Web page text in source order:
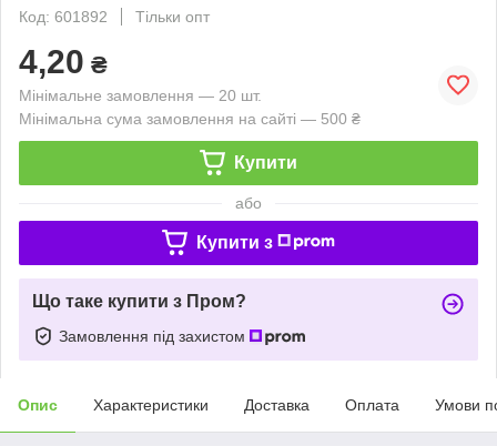
Код: 601892
Тільки опт
4,20 ₴
Мінімальне замовлення — 20 шт.
Мінімальна сума замовлення на сайті — 500 ₴
Купити
або
Купити з
Що таке купити з Пром?
Замовлення під захистом
Опис Характеристики Доставка Оплата Умови